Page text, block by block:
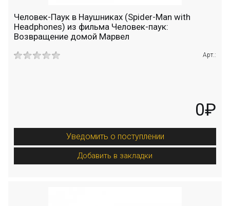
Человек-Паук в Наушниках (Spider-Man with
Headphones) из фильма Человек-паук:
Возвращение домой Марвел
Арт.:
0₽
Уведомить о поступлении
Добавить в закладки